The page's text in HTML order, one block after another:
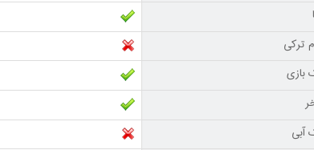
ترکی
بازی
آبی